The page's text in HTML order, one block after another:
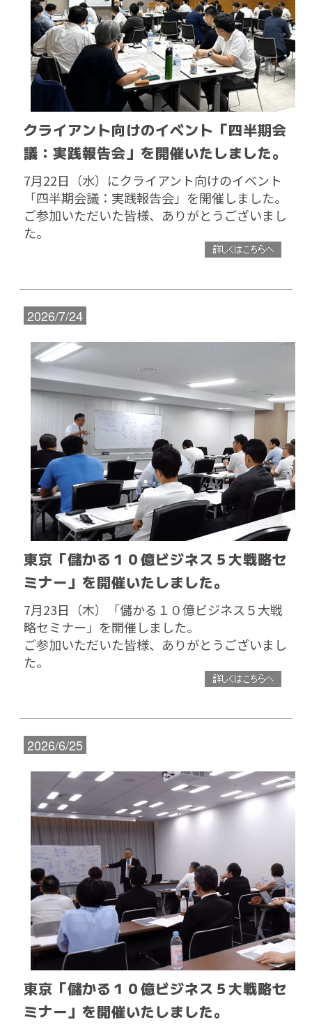
クライアント向けのイベント「四半期会
議：実践報告会」を開催いたしました。
7月22日（水）にクライアント向けのイベント
「四半期会議：実践報告会」を開催しました。
ご参加いただいた皆様、ありがとうございまし
た。
2026/7/24
東京「儲かる１０億ビジネス５大戦略セ
ミナー」を開催いたしました。
7月23日（木）「儲かる１０億ビジネス５大戦
略セミナー」を開催しました。
ご参加いただいた皆様、ありがとうございまし
た。
2026/6/25
東京「儲かる１０億ビジネス５大戦略セ
ミナー」を開催いたしました。